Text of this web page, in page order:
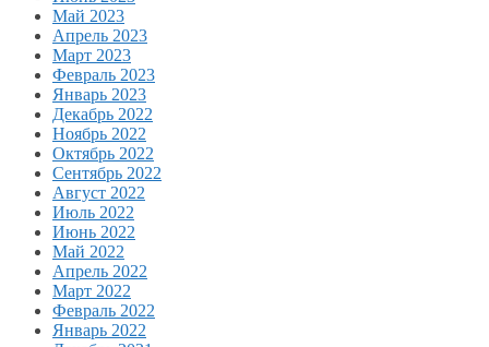
Май 2023
Апрель 2023
Март 2023
Февраль 2023
Январь 2023
Декабрь 2022
Ноябрь 2022
Октябрь 2022
Сентябрь 2022
Август 2022
Июль 2022
Июнь 2022
Май 2022
Апрель 2022
Март 2022
Февраль 2022
Январь 2022